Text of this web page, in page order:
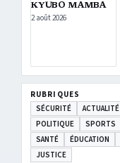
KYUBO MAMBA
2 août 2026
RUBRIQUES
SÉCURITÉ
ACTUALITÉ
POLITIQUE
SPORTS
SANTÉ
ÉDUCATION
JUSTICE